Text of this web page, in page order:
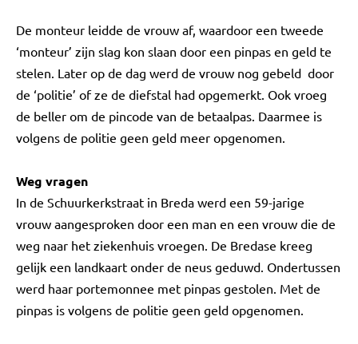
De monteur leidde de vrouw af, waardoor een tweede
‘monteur’ zijn slag kon slaan door een pinpas en geld te
stelen. Later op de dag werd de vrouw nog gebeld door
de ‘politie’ of ze de diefstal had opgemerkt. Ook vroeg
de beller om de pincode van de betaalpas. Daarmee is
volgens de politie geen geld meer opgenomen.
Weg vragen
In de Schuurkerkstraat in Breda werd een 59-jarige
vrouw aangesproken door een man en een vrouw die de
weg naar het ziekenhuis vroegen. De Bredase kreeg
gelijk een landkaart onder de neus geduwd. Ondertussen
werd haar portemonnee met pinpas gestolen. Met de
pinpas is volgens de politie geen geld opgenomen.